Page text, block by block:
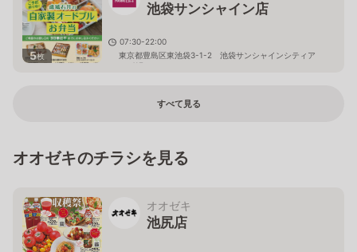
5枚
池袋サンシャイン店
07:30-22:00
東京都豊島区東池袋3-1-2 池袋サンシャインシティア
ルパ1F
すべて見る
オオゼキのチラシを見る
オオゼキ
池尻店